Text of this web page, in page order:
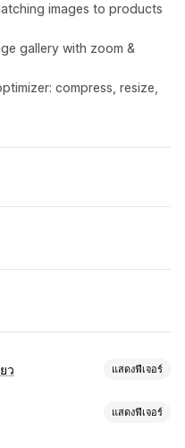
images to products
gallery with zoom &
compress, resize,
ว แสดงฟีเจอร์
แสดงฟีเจอร์